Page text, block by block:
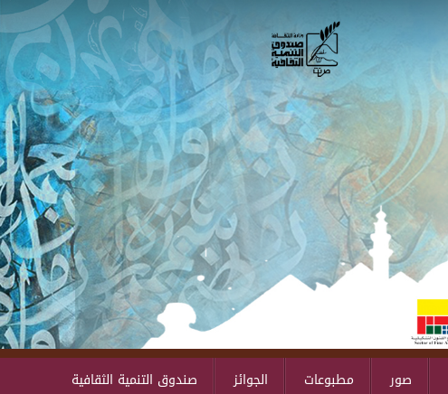
Skip to main content
صندوق التنمية الثقافية الجوائز مطبوعات صور